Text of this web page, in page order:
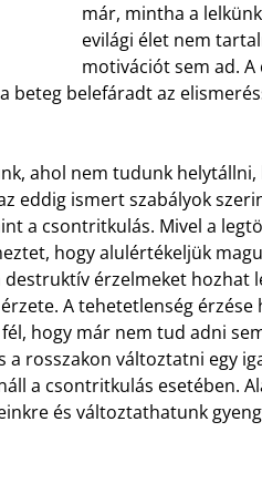
már, mintha a
evilági élet nem
motivációt sem ad.
beteg belefáradt az
ahol nem tudunk helytállni,
eddig ismert szabályok
a csontritkulás. Mivel a
hogy alulértékeljük
érzelmeket hozhat
A tehetetlenség
hogy már nem tud adni
rosszakon változtatni egy
a csontritkulás esetében.
és változtathatunk